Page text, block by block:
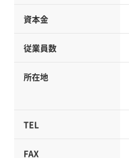
資本金
従業員数
所在地
TEL
FAX